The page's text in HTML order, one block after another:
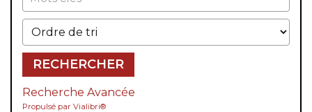
Ordre de tri
RECHERCHER
Recherche Avancée
Propulsé par Vialibri®